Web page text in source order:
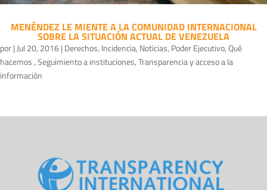
MENÉNDEZ LE MIENTE A LA COMUNIDAD INTERNACIONAL
SOBRE LA SITUACIÓN ACTUAL DE VENEZUELA
por| Jul 20, 2016| Derechos, Incidencia, Noticias, Poder Ejecutivo,Qué
hacemos ,Seguimiento a instituciones,Transparencia y acceso a la
información